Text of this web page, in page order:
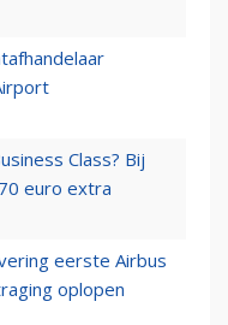
Class? Bij
euro extra
eerste Airbus
oplopen